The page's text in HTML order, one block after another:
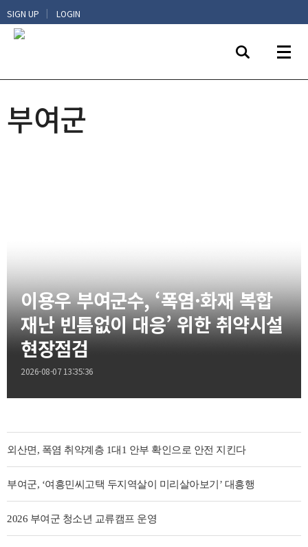
SIGN UP | LOGIN
부여군
이용우 부여군수, ‘폭염·화재 복합
재난 빈틈없이 대응’ 위한 취약시설
현장점검
2026-08-07 13:35:36
외산면, 폭염 취약계층 1대1 안부 확인으로 안전 지킨다
부여군, ‘여흥민씨고택 두지역살이 미리살아보기’ 대흥행
2026 부여군 청소년 교류캠프 운영